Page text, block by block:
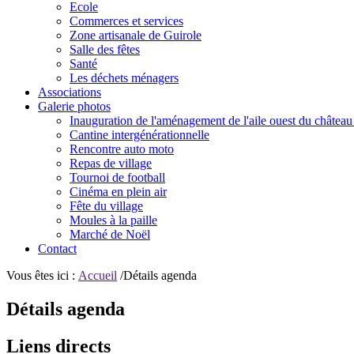
Ecole
Commerces et services
Zone artisanale de Guirole
Salle des fêtes
Santé
Les déchets ménagers
Associations
Galerie photos
Inauguration de l'aménagement de l'aile ouest du
Cantine intergénérationnelle
Rencontre auto moto
Repas de village
Tournoi de football
Cinéma en plein air
Fête du village
Moules à la paille
Marché de Noël
Contact
Vous êtes ici : Accueil /Détails agenda
Détails agenda
Liens directs